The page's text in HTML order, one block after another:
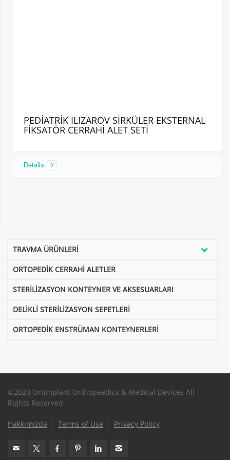
PEDİATRİK ILIZAROV SİRKÜLER EKSTERNAL
FİKSATÖR CERRAHİ ALET SETİ
Details
TRAVMA ÜRÜNLERİ
ORTOPEDİK CERRAHİ ALETLER
STERİLİZASYON KONTEYNER VE AKSESUARLARI
DELİKLİ STERİLİZASYON SEPETLERİ
ORTOPEDİK ENSTRÜMAN KONTEYNERLERİ
©2020 Ortimplant Orthopaedics & Medical Devices All
Rights Reserved.
Hakkımızda Terms of Use Privacy Policy